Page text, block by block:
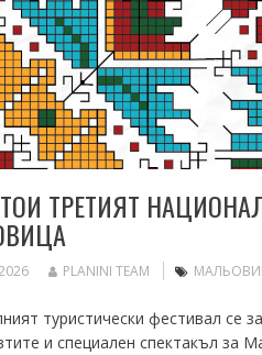
ТРЕТИЯТ
PLANINI TEAM
туристически фестивал се
и специален спектакъл за